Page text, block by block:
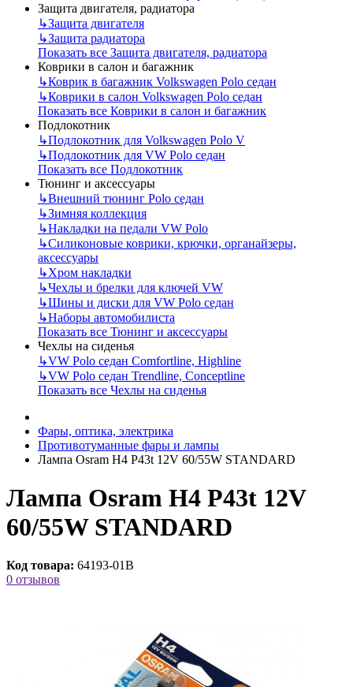
Защита двигателя, радиатора
↳Защита двигателя
↳Защита радиатора
Показать все Защита двигателя, радиатора
Коврики в салон и багажник
↳Коврик в багажник Volkswagen Polo седан
↳Коврики в салон Volkswagen Polo седан
Показать все Коврики в салон и багажник
Подлокотник
↳Подлокотник для Volkswagen Polo V
↳Подлокотник для VW Polo седан
Показать все Подлокотник
Тюнинг и аксессуары
↳Внешний тюнинг Polo седан
↳Зимняя коллекция
↳Накладки на педали VW Polo
↳Силиконовые коврики, крючки, органайзеры,
аксессуары
↳Хром накладки
↳Чехлы и брелки для ключей VW
↳Шины и диски для VW Polo седан
↳Наборы автомобилиста
Показать все Тюнинг и аксессуары
Чехлы на сиденья
↳VW Polo седан Comfortline, Highline
↳VW Polo седан Trendline, Conceptline
Показать все Чехлы на сиденья
Фары, оптика, электрика
Противотуманные фары и лампы
Лампа Osram H4 P43t 12V 60/55W STANDARD
Лампа Osram H4 P43t 12V
60/55W STANDARD
Код товара: 64193-01B
0 отзывов